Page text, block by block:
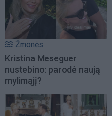
Žmonės
Kristina Meseguer
nustebino: parodė naują
mylimąjį?